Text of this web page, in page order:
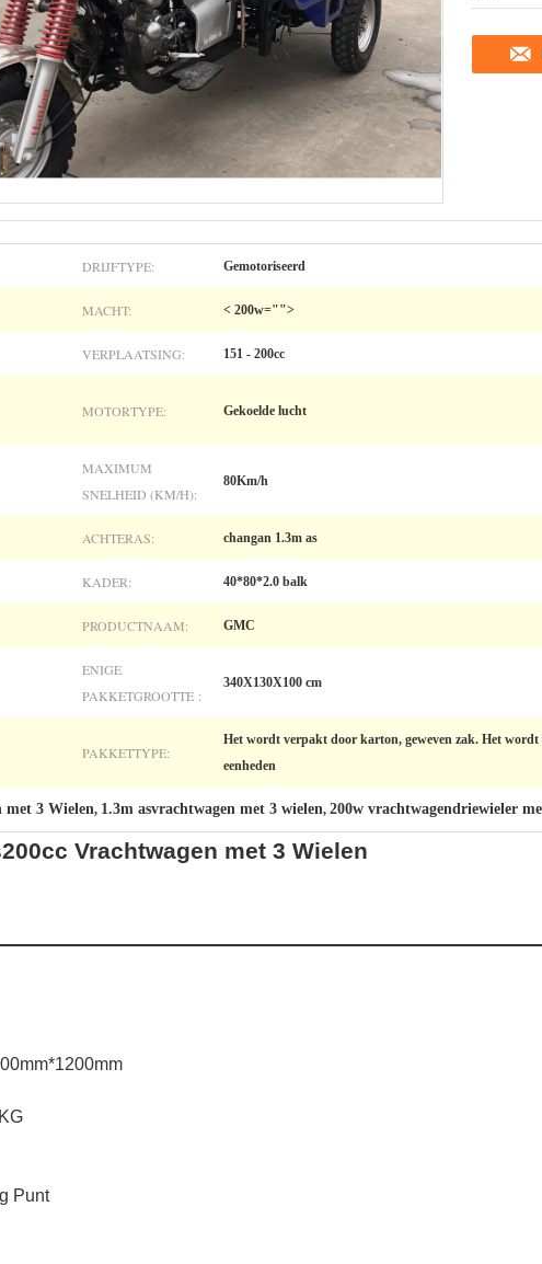
DRIJFTYPE: Gemotoriseerd
MACHT: < 200w="">
VERPLAATSING: 151 - 200cc
MOTORTYPE: Gekoelde lucht
MAXIMUM
SNELHEID (KM/H):
80Km/h
ACHTERAS: changan 1.3m as
KADER: 40*80*2.0 balk
PRODUCTNAAM: GMC
ENIGE
PAKKETGROOTTE :
340X130X100 cm
PAKKETTYPE:
Het wordt verpakt door karton, geweven zak. Het
eenheden
met 3 Wielen, 1.3m asvrachtwagen met 3 wielen, 200w vrachtwagendriewieler
Vrachtwagen met 3 Wielen
Punt